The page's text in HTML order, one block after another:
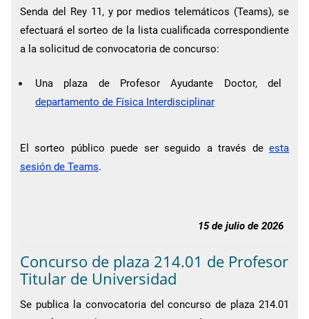
Senda del Rey 11, y por medios telemáticos (Teams), se
efectuará el sorteo de la lista cualificada correspondiente
a la solicitud de convocatoria de concurso:
Una plaza de Profesor Ayudante Doctor, del
departamento de Física Interdisciplinar
El sorteo público puede ser seguido a través deesta
sesión de Teams.
15 de julio de 2026
Concurso de plaza 214.01 de Profesor
Titular de Universidad
Se publica la convocatoria del concurso de plaza 214.01